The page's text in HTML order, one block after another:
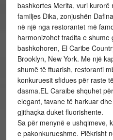
bashkortes Merita, vuri kurorë
familjes Dika, zonjushën
në një nga restorantet më
harmonizohet tradita e shume
bashkohoren, El Caribe
Brooklyn, New York. Me një
shumë të ftuarish, restoranti
konkuruesit sfidues për raste
dasma.EL Caraibe shquhet
elegant, tavane të harkuar
gjithaçka duket fluorishente.
Sa për menynë e ushqimeve,
e pakonkurueshme. Piëkrisht